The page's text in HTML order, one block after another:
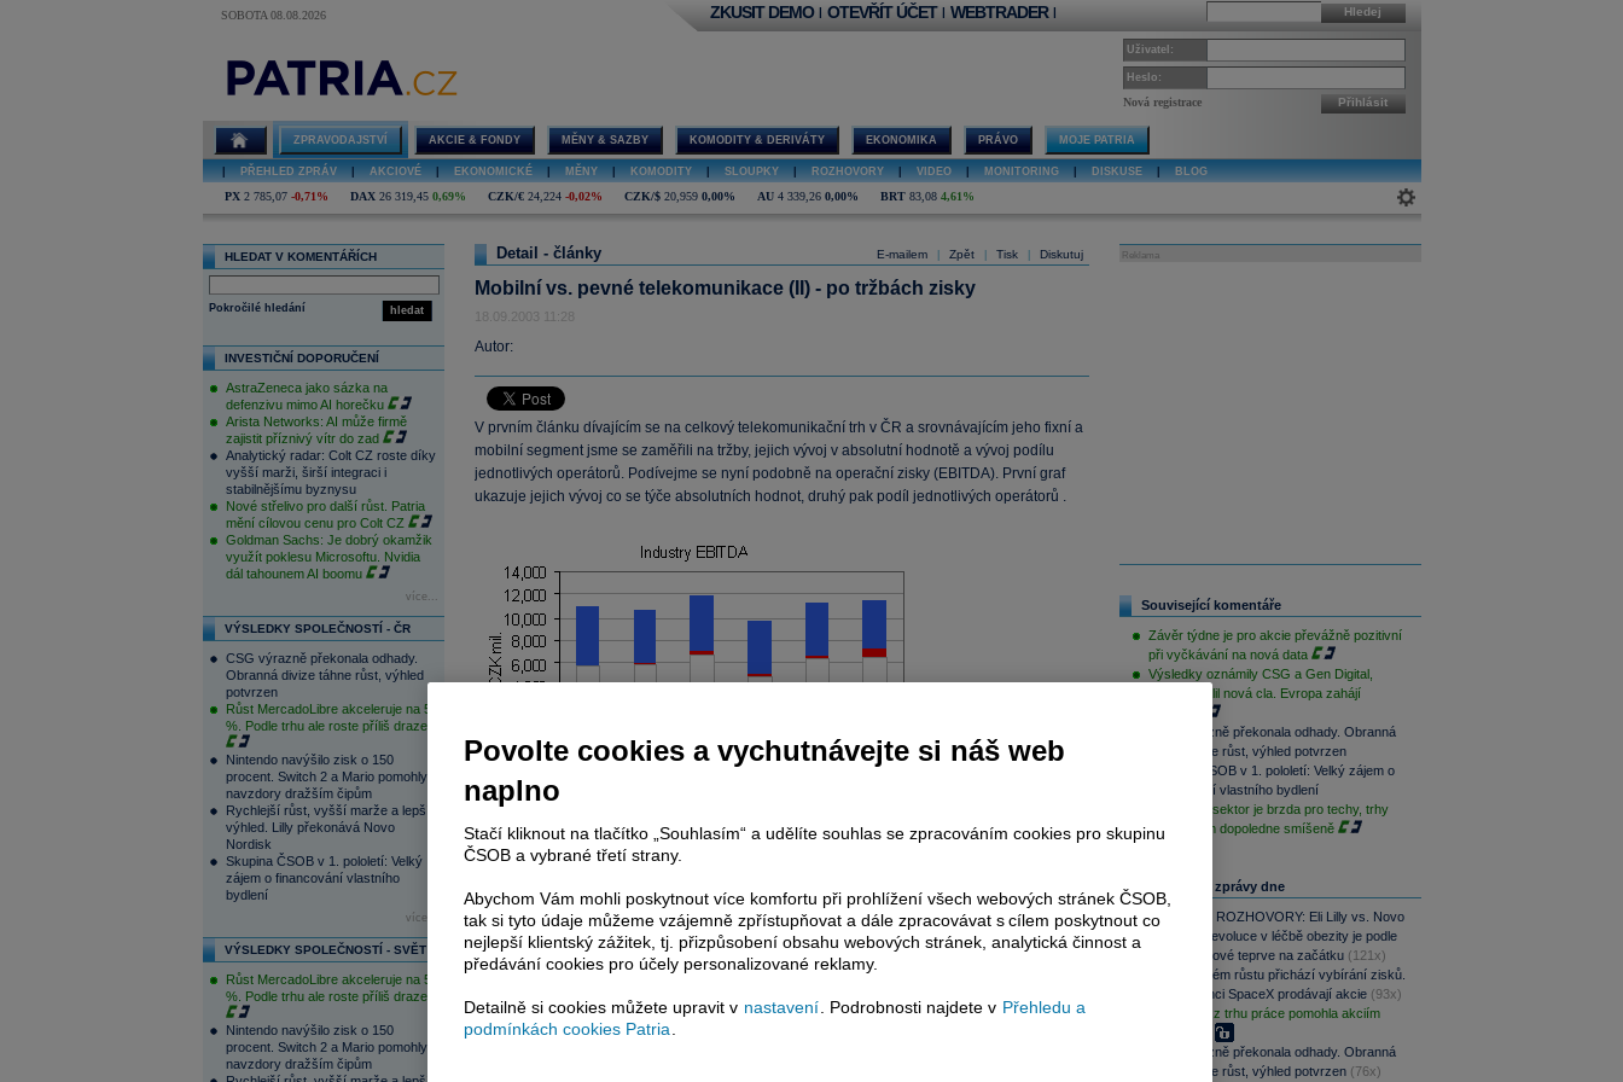
SOBOTA 08.08.2026 Hledej
ZKUSIT DEMO | OTEVŘÍT ÚČET | WEBTRADER |
Uživatel:
Heslo:
Nová registrace Přihlásit
ZPRAVODAJSTVÍ AKCIE & FONDY MĚNY & SAZBY KOMODITY & DERIVÁTY EKONOMIKA PRÁVO MOJE PATRIA
PŘEHLED ZPRÁV AKCIOVÉ EKONOMICKÉ MĚNY KOMODITY SLOUPKY ROZHOVORY VIDEO MONITORING DISKUSE BLOG
PX 2 785,07 -0,71% DAX 26 319,45 0,69% CZK/€ 24,224 -0,02% CZK/$ 20,959 0,00% AU 4 339,26 0,00% BRT 83,08 4,61%
HLEDAT V KOMENTÁŘÍCH
hledat
Pokročilé hledání
INVESTIČNÍ DOPORUČENÍ
AstraZeneca jako sázka na
defenzivu mimo AI horečku
Arista Networks: AI může firmě
zajistit příznivý vítr do zad
Analytický radar: Colt CZ roste díky
vyšší marži, širší integraci i
stabilnějšímu byznysu
Nové střelivo pro další růst. Patria
mění cílovou cenu pro Colt CZ
Goldman Sachs: Je dobrý okamžik
využít poklesu Microsoftu. Nvidia
dál tahounem AI boomu
více...
VÝSLEDKY SPOLEČNOSTÍ - ČR
CSG výrazně překonala odhady.
Obranná divize táhne růst, výhled
potvrzen
Růst MercadoLibre akceleruje na 50
%. Podle trhu ale roste příliš draze
Nintendo navýšilo zisk o 150
procent. Switch 2 a Mario pomohly
navzdory dražším čipům
Rychlejší růst, vyšší marže a lepší
výhled. Lilly překonává Novo
Nordisk
Skupina ČSOB v 1. pololetí: Velký
zájem o financování vlastního
bydlení
více...
VÝSLEDKY SPOLEČNOSTÍ - SVĚT
Růst MercadoLibre akceleruje na 50
%. Podle trhu ale roste příliš draze
Nintendo navýšilo zisk o 150
procent. Switch 2 a Mario pomohly
navzdory dražším čipům
E-mailem Zpět Tisk Diskutuj
Detail - články
Mobilní vs. pevné telekomunikace (II) - po tržbách zisky
18.09.2003 11:28
Autor:
V prvním článku dívajícím se na celkový telekomunikační trh v ČR a srovnávajícím jeho fixní a
mobilní segment jsme se zaměřili na tržby, jejich vývoj v absolutní hodnotě a vývoj podílu
jednotlivých operátorů. Podívejme se nyní podobně na operační zisky (EBITDA). První graf
ukazuje jejich vývoj co se týče absolutních hodnot, druhý pak podíl jednotlivých operátorů .
Reklama
Související komentáře
Závěr týdne je pro akcie převážně pozitivní
při vyčkávání na nová data
Výsledky oznámily CSG a Gen Digital,
Trump uvalil nová cla. Evropa zahájí
CSG výrazně překonala odhady. Obranná
divize táhne růst, výhled potvrzen
Skupina ČSOB v 1. pololetí: Velký zájem o
financování vlastního bydlení
Paměťový sektor je brzda pro techy, trhy
jsou na tom dopoledne smíšeně
Nejčtenější zprávy dne
PODCAST ROZHOVORY: Eli Lilly vs. Novo
Nordisk. Revoluce v léčbě obezity je podle
MUDr. Kunové teprve na začátku (121x)
Po raketovém růstu přichází vybírání zisků.
Zaměstnanci SpaceX prodávají akcie (93x)
Slabá data z trhu práce pomohla akciím
CSG výrazně překonala odhady. Obranná
divize táhne růst, výhled potvrzen (76x)
Povolte cookies a vychutnávejte si náš web
naplno
Stačí kliknout na tlačítko „Souhlasím“ a udělíte souhlas se zpracováním cookies pro skupinu
ČSOB a vybrané třetí strany.
Abychom Vám mohli poskytnout více komfortu při prohlížení všech webových stránek ČSOB,
tak si tyto údaje můžeme vzájemně zpřístupňovat a dále zpracovávat s cílem poskytnout co
nejlepší klientský zážitek, tj. přizpůsobení obsahu webových stránek, analytická činnost a
předávání cookies pro účely personalizované reklamy.
Detailně si cookies můžete upravit v nastavení . Podrobnosti najdete v Přehledu a
podmínkách cookies Patria